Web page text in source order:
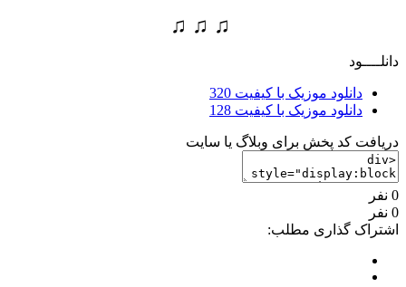
♫ ♫ ♫
دانلــــود
دانلود موزیک با کیفیت 320
دانلود موزیک با کیفیت 128
دریافت کد پخش برای وبلاگ یا سایت
0 نفر
0 نفر
اشتراک گذاری مطلب: